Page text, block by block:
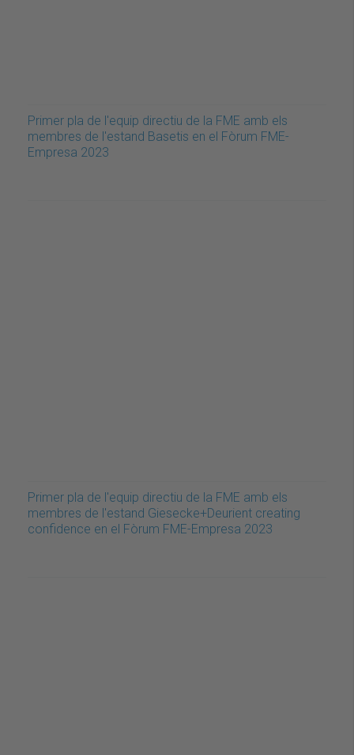
Primer pla de l'equip directiu de la FME amb els
membres de l'estand Basetis en el Fòrum FME-
Empresa 2023
Primer pla de l'equip directiu de la FME amb els
membres de l'estand Giesecke+Deurient creating
confidence en el Fòrum FME-Empresa 2023